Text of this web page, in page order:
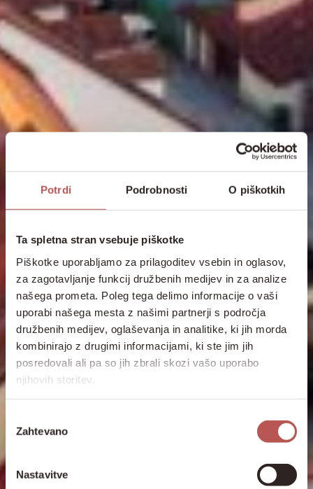
Potrdi Podrobnosti O piškotkih
Ta spletna stran vsebuje piškotke
Piškotke uporabljamo za prilagoditev vsebin in oglasov,
za zagotavljanje funkcij družbenih medijev in za analize
našega prometa. Poleg tega delimo informacije o vaši
uporabi našega mesta z našimi partnerji s področja
družbenih medijev, oglaševanja in analitike, ki jih morda
kombinirajo z drugimi informacijami, ki ste jim jih
posredovali ali pa so jih zbrali skozi vašo uporabo
njihovih storitev.
soglasja
Zahtevano
Nastavitve